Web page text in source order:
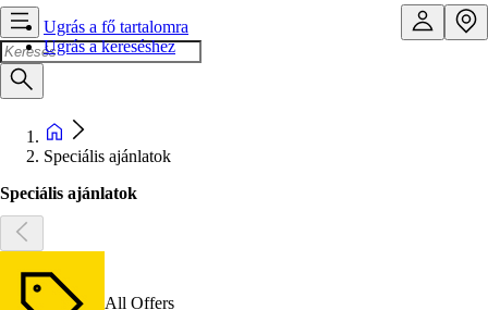
Ugrás a fő tartalomra
Ugrás a kereséshez
Speciális ajánlatok
Speciális ajánlatok
All Offers